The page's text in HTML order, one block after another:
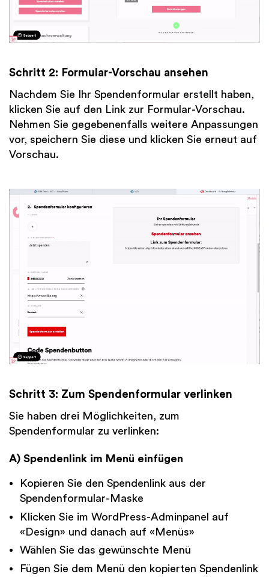
Schritt 2: Formular-Vorschau ansehen
Nachdem Sie Ihr Spendenformular erstellt haben,
klicken Sie auf den Link zur Formular-Vorschau.
Nehmen Sie gegebenenfalls weitere Anpassungen
vor, speichern Sie diese und klicken Sie erneut auf
Vorschau.
Schritt 3: Zum Spendenformular verlinken
Sie haben drei Möglichkeiten, zum
Spendenformular zu verlinken:
A) Spendenlink im Menü einfügen
Kopieren Sie den Spendenlink aus der
Spendenformular-Maske
Klicken Sie im WordPress-Adminpanel auf
«Design» und danach auf «Menüs»
Wählen Sie das gewünschte Menü
Fügen Sie dem Menü den kopierten Spendenlink